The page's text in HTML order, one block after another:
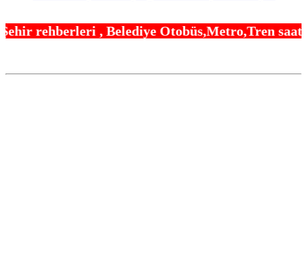
, Belediye Otobüs,Metro,Tren saatleri